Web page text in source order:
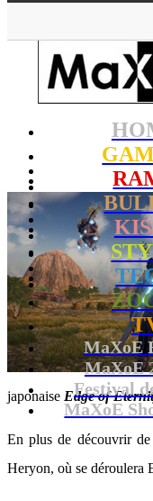
MaXoE
MaXoE
Festival
MaXoE
japonaise Edge of
En plus de découvrir de
Heryon, où se déroulera